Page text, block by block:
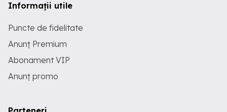
Informații utile
Puncte de fidelitate
Anunț Premium
Abonament VIP
Anunț promo